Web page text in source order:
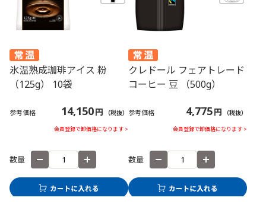
氷温熟成珈琲アイス 粉
（125g） 10袋
参考価格 14,150円 （税抜）
会員登録で卸価格になります >
数量
クレドール フェアトレード
コーヒー 豆 （500g）
参考価格 4,775円 （税抜）
会員登録で卸価格になります >
数量